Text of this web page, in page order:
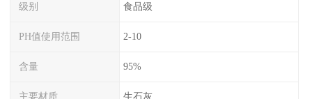
级别 食品级
PH值使用范围 2-10
含量 95%
主要材质 生石灰